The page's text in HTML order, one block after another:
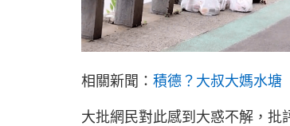
相關新聞： 積德？大叔大媽水塘
大批網民對此感到大惑不解，批